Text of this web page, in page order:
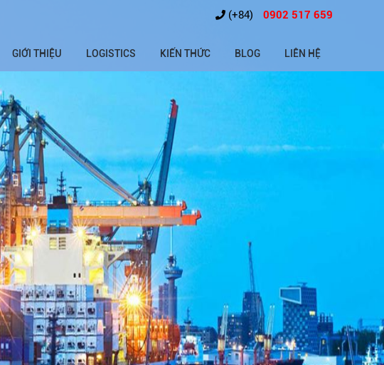
(+84) 0902 517 659
GIỚI THIỆU LOGISTICS KIẾN THỨC BLOG LIÊN HỆ